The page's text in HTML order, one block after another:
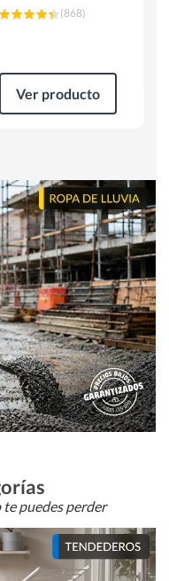
(868)
Ver producto
puedes perder